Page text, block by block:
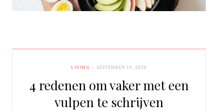
LIVING SEPTEMBER 10, 2020
4 redenen om vaker met een
vulpen te schrijven